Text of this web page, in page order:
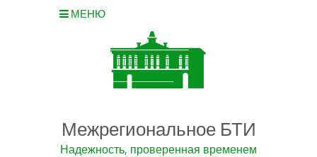
МЕНЮ
Межрегиональное БТИ
Надежность, проверенная временем